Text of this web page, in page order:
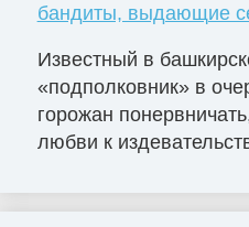
бандиты, выдающие
Известный в
«подполковник» в
горожан
любви к